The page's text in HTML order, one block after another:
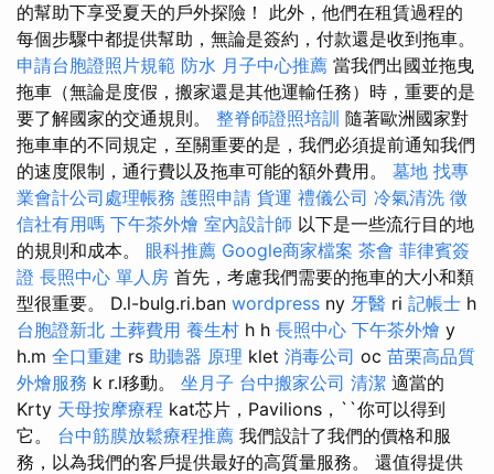
的幫助下享受夏天的戶外探險！ 此外，他們在租賃過程的
每個步驟中都提供幫助，無論是簽約，付款還是收到拖車。
申請台胞證照片規範 防水 月子中心推薦 當我們出國並拖曳
拖車（無論是度假，搬家還是其他運輸任務）時，重要的是
要了解國家的交通規則。 整脊師證照培訓 隨著歐洲國家對
拖車車的不同規定，至關重要的是，我們必須提前通知我們
的速度限制，通行費以及拖車可能的額外費用。 墓地 找專
業會計公司處理帳務 護照申請 貨運 禮儀公司 冷氣清洗 徵
信社有用嗎 下午茶外燴 室內設計師 以下是一些流行目的地
的規則和成本。 眼科推薦 Google商家檔案 茶會 菲律賓簽
證 長照中心 單人房 首先，考慮我們需要的拖車的大小和類
型很重要。 D.l-bulg.ri.ban wordpress ny 牙醫 ri 記帳士 h
台胞證新北 土葬費用 養生村 h h 長照中心 下午茶外燴 y
h.m 全口重建 rs 助聽器 原理 klet 消毒公司 oc 苗栗高品質
外燴服務 k r.l移動。 坐月子 台中搬家公司 清潔 適當的
Krty 天母按摩療程 kat芯片，Pavilions，``你可以得到
它。 台中筋膜放鬆療程推薦 我們設計了我們的價格和服
務，以為我們的客戶提供最好的高質量服務。 還值得提供